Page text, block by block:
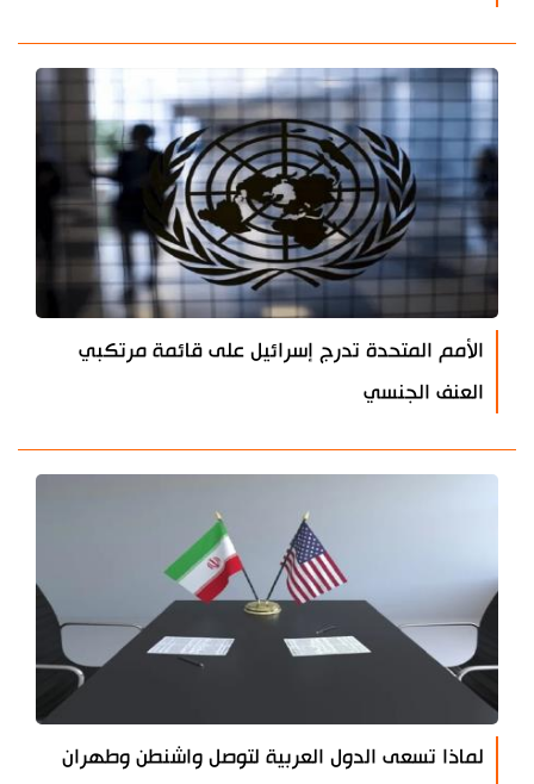
الأمم المتحدة تدرج إسرائيل على قائمة مرتكبي
العنف الجنسي
لماذا تسعى الدول العربية لتوصل واشنطن وطهران